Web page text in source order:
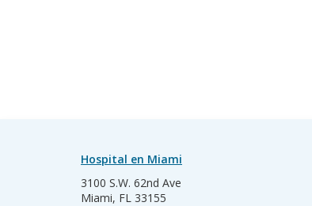
Hospital en Miami
3100 S.W. 62nd Ave
Miami, FL 33155